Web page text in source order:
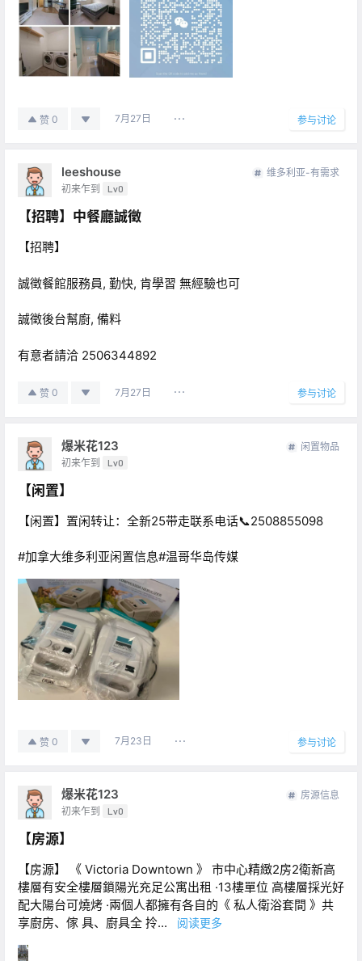
赞 0 7月27日 参与讨论
leeshouse
初来乍到 Lv0
维多利亚-有需求
【招聘】中餐廳誠徵
【招聘】
誠徵餐館服務員, 勤快, 肯學習 無經驗也可
誠徵後台幫廚, 備料
有意者請洽 2506344892
赞 0 7月27日 参与讨论
爆米花123
初来乍到 Lv0
闲置物品
【闲置】
【闲置】置闲转让：全新25带走联系电话📞2508855098
#加拿大维多利亚闲置信息#温哥华岛传媒
赞 0 7月23日 参与讨论
爆米花123
初来乍到 Lv0
房源信息
【房源】
【房源】 《 Victoria Downtown 》 市中心精緻2房2衛新高
樓層有安全樓層鎖陽光充足公寓出租 ·13樓單位 高樓層採光好
配大陽台可燒烤 ·兩個人都擁有各自的《 私人衛浴套間 》共
享廚房、傢 具、廚具全 拎...
阅读更多